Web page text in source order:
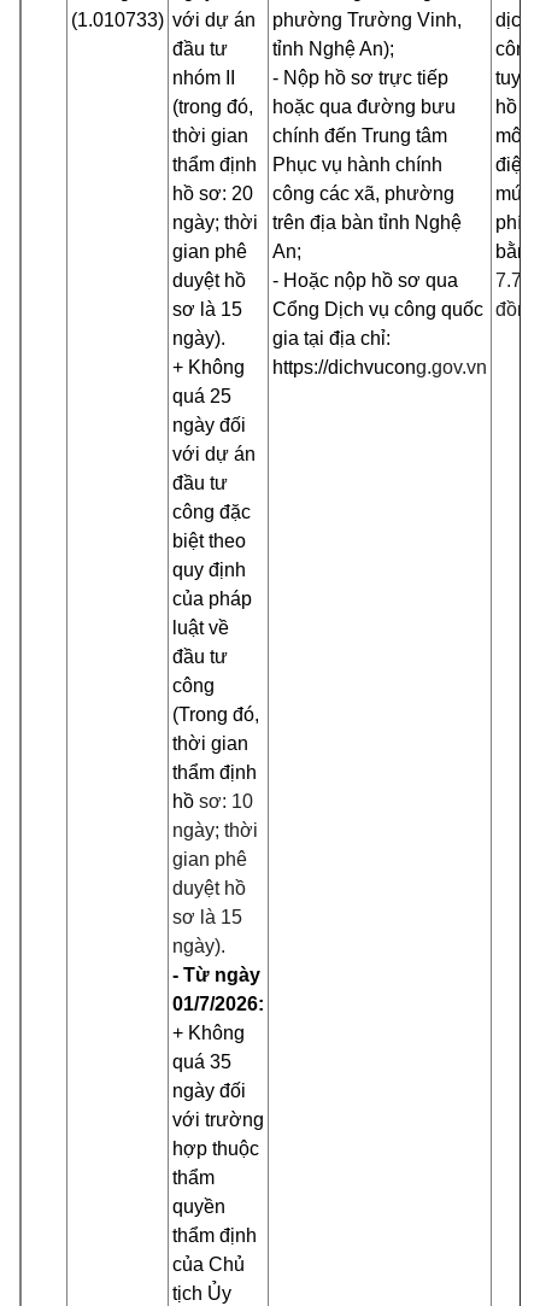
(1.010733) với dự án
đầu tư
nhóm II
(trong đó,
thời gian
thẩm định
hồ sơ: 20
ngày; thời
gian phê
duyệt hồ
sơ là 15
ngày).
+ Không
quá 25
ngày đối
với dự án
đầu tư
công đặc
biệt theo
quy định
của pháp
luật về
đầu tư
công
(Trong đó,
thời gian
thẩm định
hồ sơ: 10
ngày; thời
gian phê
duyệt hồ
sơ là 15
ngày).
- Từ ngày
01/7/2026:
+ Không
quá 35
ngày đối
với trường
hợp thuộc
thẩm
quyền
thẩm định
của Chủ
tịch Ủy
phường Trường Vinh,
tỉnh Nghệ An);
- Nộp hồ sơ trực tiếp
hoặc qua đường bưu
chính đến Trung tâm
Phục vụ hành chính
công các xã, phường
trên địa bàn tỉnh Nghệ
An;
- Hoặc nộp hồ sơ qua
Cổng Dịch vụ công quốc
gia tại địa chỉ:
https://dichvucong.gov.vn
dịch
hồ
môi
điện
mức
phí,